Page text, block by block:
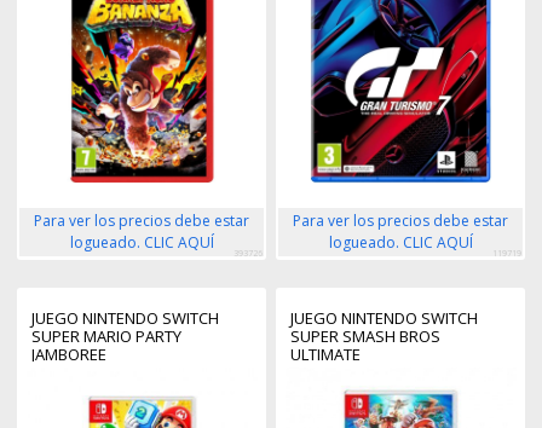
Para ver los precios debe estar
logueado. CLIC AQUÍ
393726
Para ver los precios debe estar
logueado. CLIC AQUÍ
119719
JUEGO NINTENDO SWITCH
SUPER MARIO PARTY
JAMBOREE
JUEGO NINTENDO SWITCH
SUPER SMASH BROS
ULTIMATE